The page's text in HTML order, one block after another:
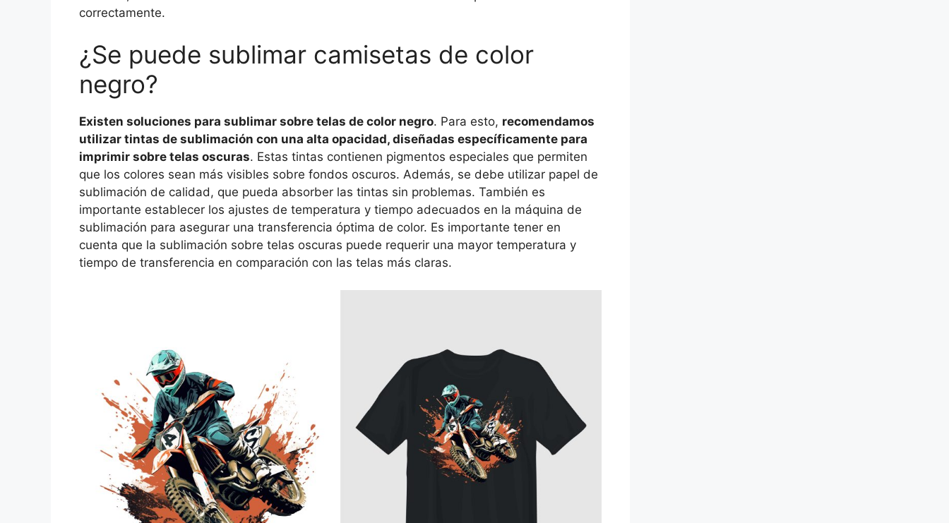
correctamente.
¿Se puede sublimar camisetas de color
negro?
Existen soluciones para sublimar sobre telas de color negro. Para esto, recomendamos
utilizar tintas de sublimación con una alta opacidad, diseñadas específicamente para
imprimir sobre telas oscuras. Estas tintas contienen pigmentos especiales que permiten
que los colores sean más visibles sobre fondos oscuros. Además, se debe utilizar papel de
sublimación de calidad, que pueda absorber las tintas sin problemas. También es
importante establecer los ajustes de temperatura y tiempo adecuados en la máquina de
sublimación para asegurar una transferencia óptima de color. Es importante tener en
cuenta que la sublimación sobre telas oscuras puede requerir una mayor temperatura y
tiempo de transferencia en comparación con las telas más claras.